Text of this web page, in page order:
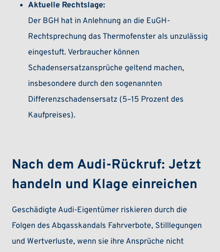
Aktuelle Rechtslage:
Der BGH hat in Anlehnung an die EuGH-
Rechtsprechung das Thermofenster als unzulässig
eingestuft. Verbraucher können
Schadensersatzansprüche geltend machen,
insbesondere durch den sogenannten
Differenzschadensersatz (5–15 Prozent des
Kaufpreises).
Nach dem Audi-Rückruf: Jetzt
handeln und Klage einreichen
Geschädigte Audi-Eigentümer riskieren durch die
Folgen des Abgasskandals Fahrverbote, Stilllegungen
und Wertverluste, wenn sie ihre Ansprüche nicht